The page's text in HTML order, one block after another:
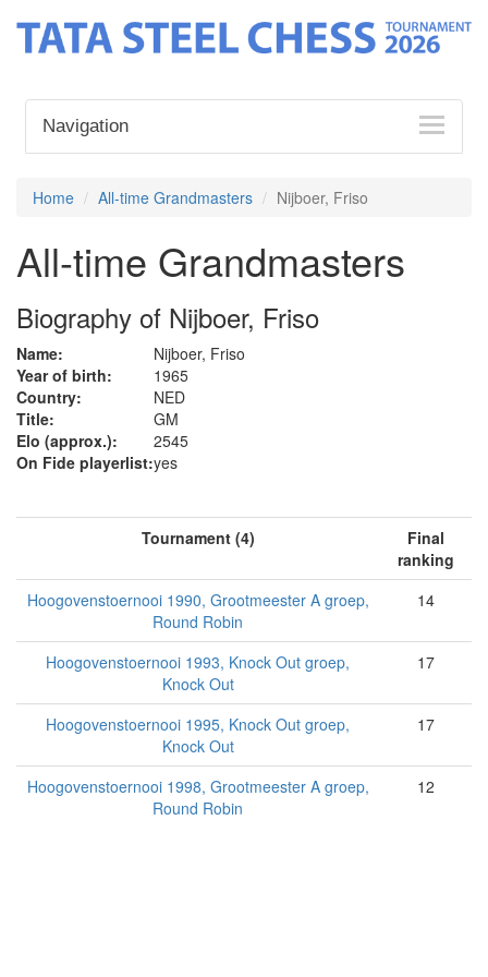
Navigation
Home All-time Grandmasters Nijboer, Friso
All-time Grandmasters
Biography of Nijboer, Friso
Name:
Nijboer, Friso
Year of birth:
1965
Country:
NED
Title:
GM
Elo (approx.):
2545
On Fide playerlist:yes
Tournament (4)
Final
ranking
Hoogovenstoernooi 1990, Grootmeester A groep,
Round Robin
14
Hoogovenstoernooi 1993, Knock Out groep,
Knock Out
17
Hoogovenstoernooi 1995, Knock Out groep,
Knock Out
17
Hoogovenstoernooi 1998, Grootmeester A groep,
Round Robin
12